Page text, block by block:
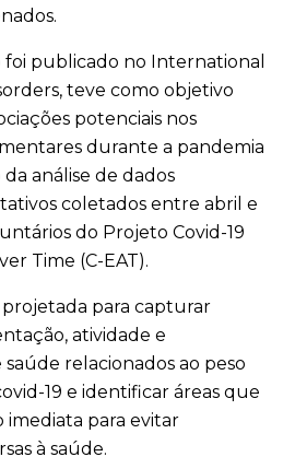
publicado no International
teve como objetivo
potenciais nos
durante a pandemia
análise de dados
coletados entre abril e
do Projeto Covid-19
Time (C-EAT).
projetada para capturar
atividade e
relacionados ao peso
19 e identificar áreas que
imediata para evitar
à saúde.